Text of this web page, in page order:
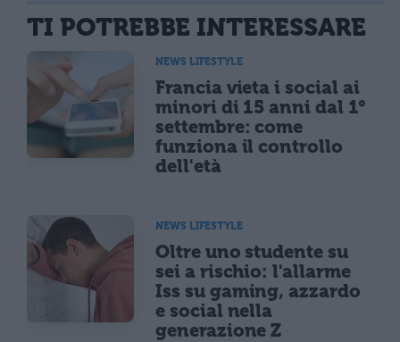
TI POTREBBE INTERESSARE
NEWS LIFESTYLE
Francia vieta i social ai
minori di 15 anni dal 1°
settembre: come
funziona il controllo
dell'età
NEWS LIFESTYLE
Oltre uno studente su
sei a rischio: l'allarme
Iss su gaming, azzardo
e social nella
generazione Z